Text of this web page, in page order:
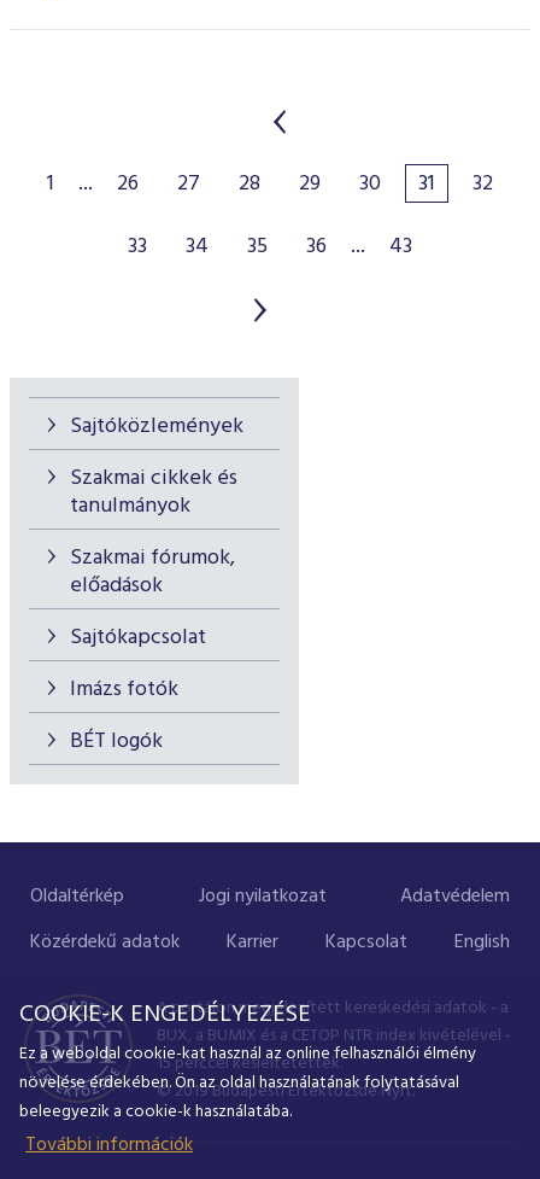
Sajtóközlemények
Szakmai cikkek és
tanulmányok
Szakmai fórumok,
előadások
Sajtókapcsolat
Imázs fotók
BÉT logók
1 ... 26 27 28 29 30 31
32
33
34 35 36 ... 43
Oldaltérkép Jogi nyilatkozat
Adatvédelem
Közérdekű adatok
Karrier Kapcsolat English
A portálon megjelenített kereskedési adatok - a
BUX, a BUMIX és a CETOP NTR index kivételével -
15 perccel késleltetettek.
© 2019 Budapesti Értéktőzsde Nyrt.
COOKIE-K ENGEDÉLYEZÉSE
Ez a weboldal cookie-kat használ az online felhasználói élmény
növelése érdekében. Ön az oldal használatának folytatásával
beleegyezik a cookie-k használatába.
További információk